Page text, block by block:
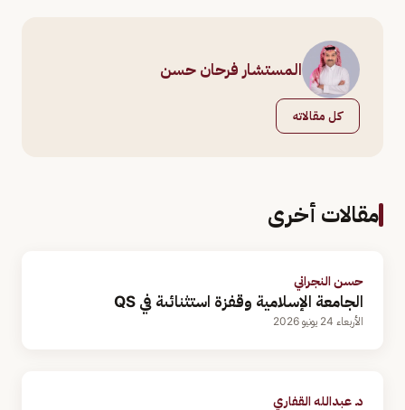
المستشار فرحان حسن
كل مقالاته
مقالات أخرى
حسن النجراني
الجامعة الإسلامية وقفزة استثنائىة في QS
الأربعاء 24 يونيو 2026
د. عبدالله القفاري